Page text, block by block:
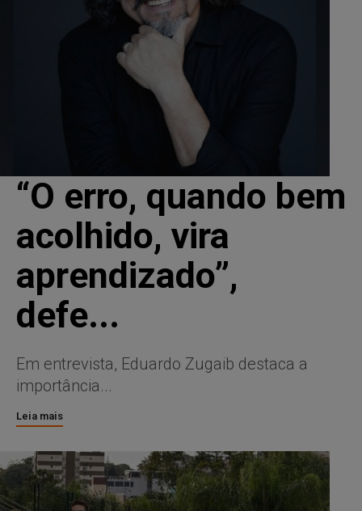
“O erro, quando bem
acolhido, vira
aprendizado”,
defe...
Em entrevista, Eduardo Zugaib destaca a
importância...
Leia mais